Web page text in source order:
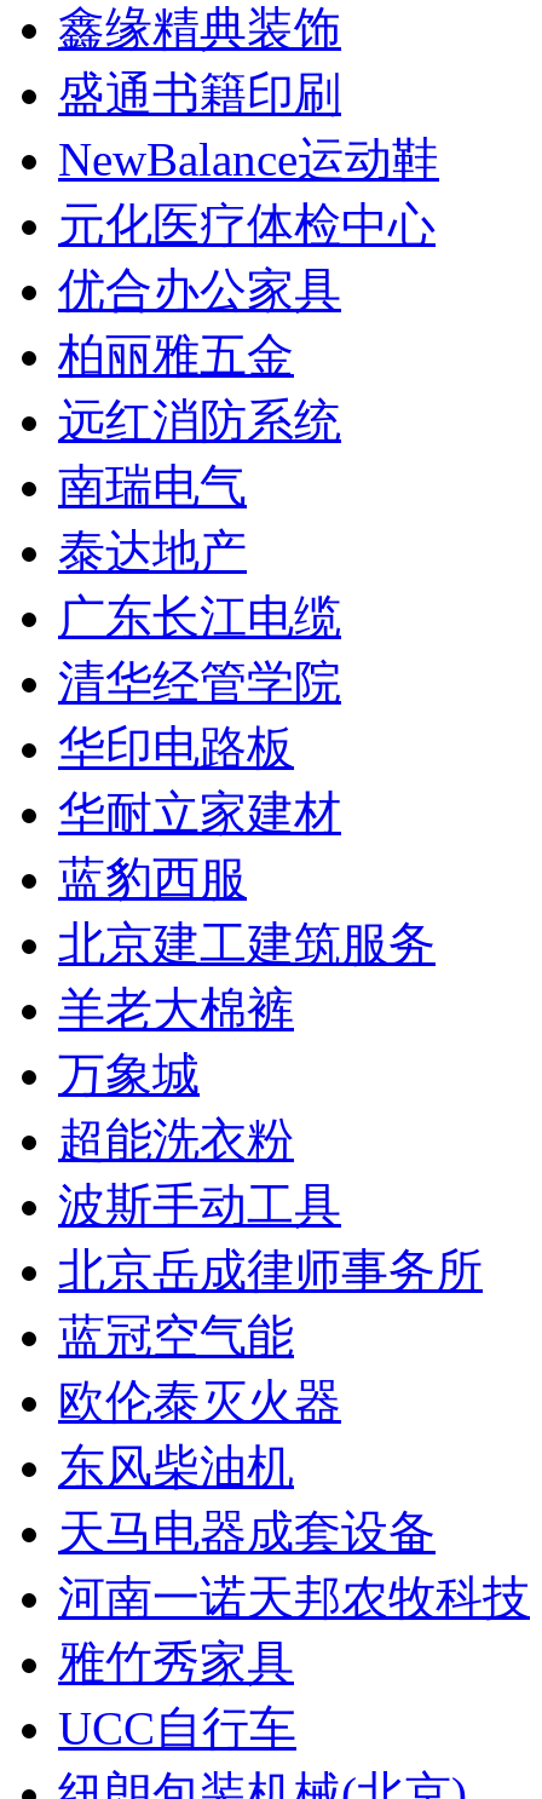
鑫缘精典装饰
盛通书籍印刷
NewBalance运动鞋
元化医疗体检中心
优合办公家具
柏丽雅五金
远红消防系统
南瑞电气
泰达地产
广东长江电缆
清华经管学院
华印电路板
华耐立家建材
蓝豹西服
北京建工建筑服务
羊老大棉裤
万象城
超能洗衣粉
波斯手动工具
北京岳成律师事务所
蓝冠空气能
欧伦泰灭火器
东风柴油机
天马电器成套设备
河南一诺天邦农牧科技
雅竹秀家具
UCC自行车